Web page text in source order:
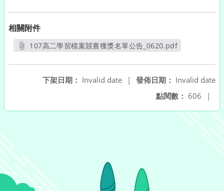
相關附件
107高二學習檔案競賽獲獎名單公告_0620.pdf
發佈日期： Invalid date
下架日期： Invalid date
|
點閱數： 606 |